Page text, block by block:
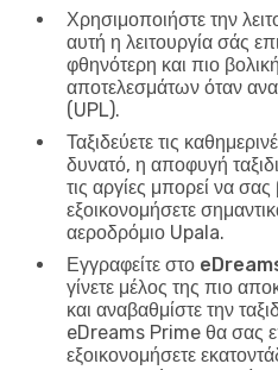
Χρησιμοποιήστε την
αυτή η λειτουργία σάς
φθηνότερη και πιο
αποτελεσμάτων όταν
(UPL).
Ταξιδεύετε τις
δυνατό, η αποφυγή
τις αργίες μπορεί να
εξοικονομήσετε
αεροδρόμιο Upala.
Εγγραφείτε στο
γίνετε μέλος της πιο
και αναβαθμίστε την
eDreams Prime θα σας
εξοικονομήσετε